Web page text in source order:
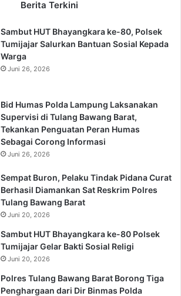
Berita Terkini
Sambut HUT Bhayangkara ke-80, Polsek
Tumijajar Salurkan Bantuan Sosial Kepada
Warga
Juni 26, 2026
Bid Humas Polda Lampung Laksanakan
Supervisi di Tulang Bawang Barat,
Tekankan Penguatan Peran Humas
Sebagai Corong Informasi
Juni 26, 2026
Sempat Buron, Pelaku Tindak Pidana Curat
Berhasil Diamankan Sat Reskrim Polres
Tulang Bawang Barat
Juni 20, 2026
Sambut HUT Bhayangkara ke-80 Polsek
Tumijajar Gelar Bakti Sosial Religi
Juni 20, 2026
Polres Tulang Bawang Barat Borong Tiga
Penghargaan dari Dir Binmas Polda